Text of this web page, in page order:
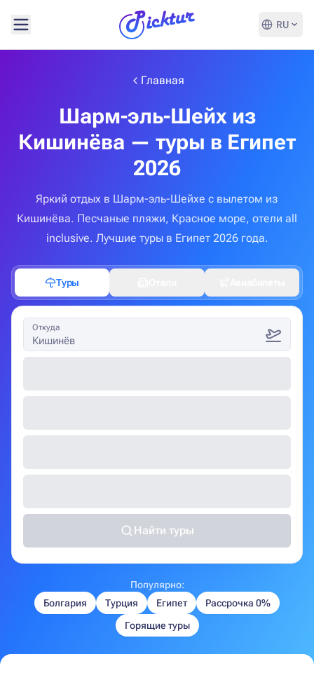
RU
Главная
Шарм-эль-Шейх из
Кишинёва — туры в Египет
2026
Яркий отдых в Шарм-эль-Шейхе с вылетом из
Кишинёва. Песчаные пляжи, Красное море, отели all
inclusive. Лучшие туры в Египет 2026 года.
Туры
Откуда
Кишинёв
Найти туры
Популярно:
Болгария
Турция Египет
Рассрочка 0%
Горящие туры